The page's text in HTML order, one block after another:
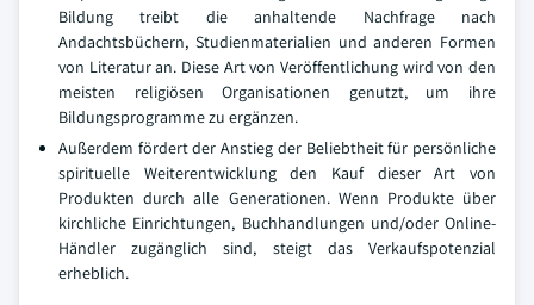
Bildung treibt die anhaltende Nachfrage nach
Andachtsbüchern, Studienmaterialien und anderen Formen
von Literatur an. Diese Art von Veröffentlichung wird von den
meisten religiösen Organisationen genutzt, um ihre
Bildungsprogramme zu ergänzen.
Außerdem fördert der Anstieg der Beliebtheit für persönliche
spirituelle Weiterentwicklung den Kauf dieser Art von
Produkten durch alle Generationen. Wenn Produkte über
kirchliche Einrichtungen, Buchhandlungen und/oder Online-
Händler zugänglich sind, steigt das Verkaufspotenzial
erheblich.